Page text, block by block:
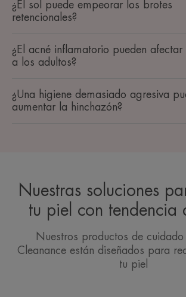
¿El sol puede empeorar los brotes
retencionales?
¿El acné inflamatorio pueden afectar
a los adultos?
¿Una higiene demasiado agresiva
aumentar la hinchazón?
Nuestras soluciones
tu piel con tendencia
Nuestros productos de cuidado
Cleanance están diseñados para
tu piel